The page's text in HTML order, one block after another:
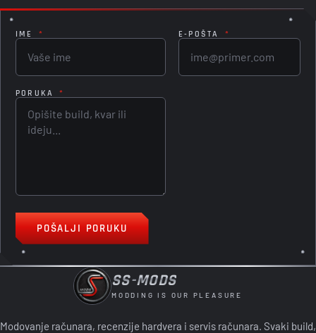
IME * E-POŠTA *
PORUKA *
POŠALJI PORUKU
SS-MODS
MODDING IS OUR PLEASURE
Modovanje računara, recenzije hardvera i servis računara. Svaki build,